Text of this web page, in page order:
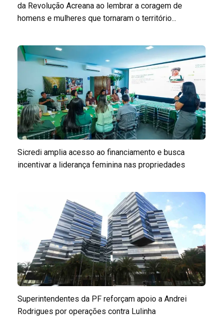
da Revolução Acreana ao lembrar a coragem de
homens e mulheres que tornaram o território...
Sicredi amplia acesso ao financiamento e busca
incentivar a liderança feminina nas propriedades
Superintendentes da PF reforçam apoio a Andrei
Rodrigues por operações contra Lulinha